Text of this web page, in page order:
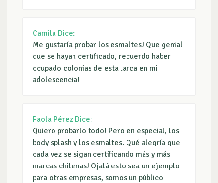
Camila Dice:
Me gustaría probar los esmaltes! Que genial
que se hayan certificado, recuerdo haber
ocupado colonias de esta .arca en mi
adolescencia!
Paola Pérez Dice:
Quiero probarlo todo! Pero en especial, los
body splash y los esmaltes. Qué alegría que
cada vez se sigan certificando más y más
marcas chilenas! Ojalá esto sea un ejemplo
para otras empresas, somos un público